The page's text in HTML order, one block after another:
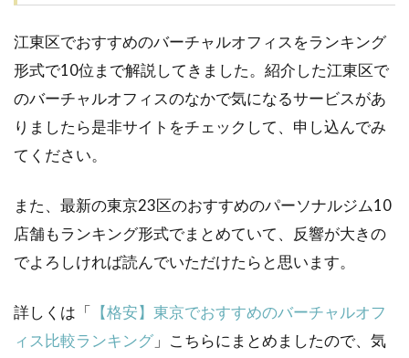
江東区でおすすめのバーチャルオフィスをランキング
形式で10位まで解説してきました。紹介した江東区で
のバーチャルオフィスのなかで気になるサービスがあ
りましたら是非サイトをチェックして、申し込んでみ
てください。
また、最新の東京23区のおすすめのパーソナルジム10
店舗もランキング形式でまとめていて、反響が大きの
でよろしければ読んでいただけたらと思います。
詳しくは「 【格安】東京でおすすめのバーチャルオフ
ィス比較ランキング 」こちらにまとめましたので、気